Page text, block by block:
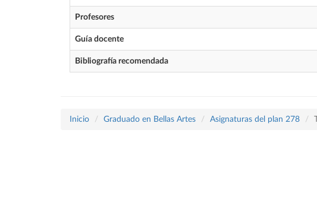
Profesores
Guía docente
Bibliografía recomendada
Inicio Graduado en Bellas Artes Asignaturas del plan 278